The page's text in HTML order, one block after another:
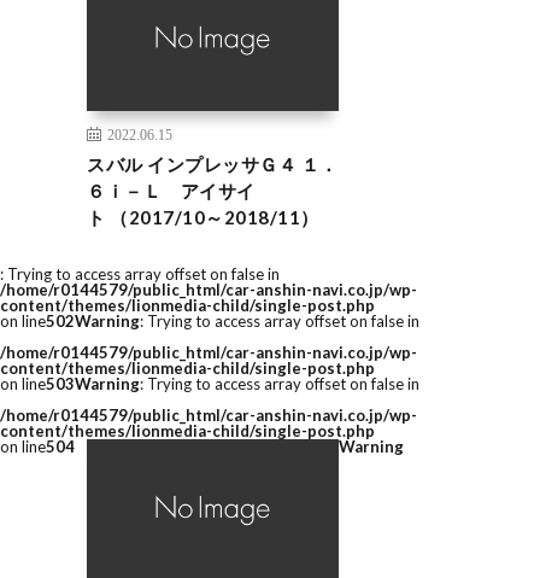
2022.06.15
スバル インプレッサＧ４ １．
６ｉ－Ｌ アイサイ
ト （2017/10～2018/11）
: Trying to access array offset on false in
/home/r0144579/public_html/car-anshin-navi.co.jp/wp-
content/themes/lionmedia-child/single-post.php
on line502Warning: Trying to access array offset on false in
/home/r0144579/public_html/car-anshin-navi.co.jp/wp-
content/themes/lionmedia-child/single-post.php
on line503Warning: Trying to access array offset on false in
/home/r0144579/public_html/car-anshin-navi.co.jp/wp-
content/themes/lionmedia-child/single-post.php
on line504 Warning